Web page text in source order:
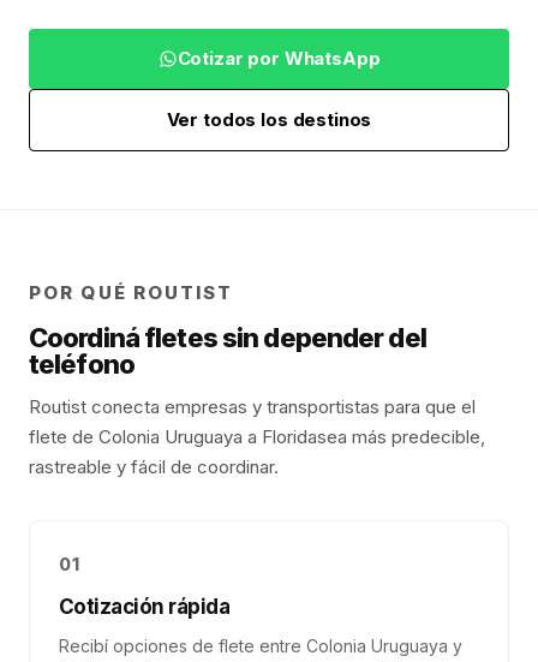
Cotizar por WhatsApp
Ver todos los destinos
POR QUÉ ROUTIST
Coordiná fletes sin depender del
teléfono
Routist conecta empresas y transportistas para que el
flete de Colonia Uruguaya a Floridasea más predecible,
rastreable y fácil de coordinar.
01
Cotización rápida
Recibí opciones de flete entre Colonia Uruguaya y